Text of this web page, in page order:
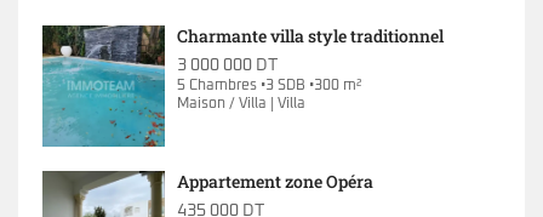
Charmante villa style traditionnel
3 000 000 DT
5 Chambres •3 SDB •300 m²
Maison / Villa | Villa
Appartement zone Opéra
435 000 DT